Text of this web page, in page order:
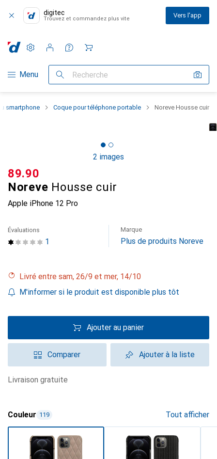
digitec
Trouvez et commandez plus vite Vers l'app
Navigation par catégorie
Menu Recherche
Paramètres
Compte client
Listes de comparaison
Listes d'envies
Panier
smartphone Coque pour téléphone portable Noreve Housse cuir
2 images
Noreve Housse cuir
Apple iPhone 12 Pro
CHF
89.90
1
Évaluations Marque
Plus de produits Noreve
Livré entre sam, 26/9 et mer, 14/10
M'informer si le produit est disponible plus tôt
Ajouter au panier
Comparer Ajouter à la liste
livraison gratuite
Couleur 119 Tout afficher